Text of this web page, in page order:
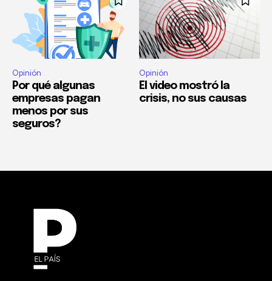
Opinión
Por qué algunas
empresas pagan
menos por sus
seguros?
Opinión
El video mostró la
crisis, no sus causas